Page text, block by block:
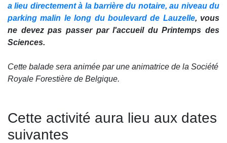
a lieu directement à la barrière du notaire, au niveau du
parking malin le long du boulevard de Lauzelle, vous
ne devez pas passer par l'accueil du Printemps des
Sciences.
Cette balade sera animée par une animatrice de la Société
Royale Forestière de Belgique.
Cette activité aura lieu aux dates
suivantes